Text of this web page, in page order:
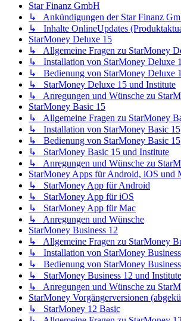
Star Finanz GmbH
↳ Ankündigungen der Star Finanz
↳ Inhalte OnlineUpdates
StarMoney Deluxe 15
↳ Allgemeine Fragen zu StarMoney
↳ Installation von StarMoney Deluxe
↳ Bedienung von StarMoney Deluxe
↳ StarMoney Deluxe 15 und Institute
↳ Anregungen und Wünsche zu
StarMoney Basic 15
↳ Allgemeine Fragen zu StarMoney
↳ Installation von StarMoney Basic 15
↳ Bedienung von StarMoney Basic 15
↳ StarMoney Basic 15 und Institute
↳ Anregungen und Wünsche zu
StarMoney Apps für Android, iOS und
↳ StarMoney App für Android
↳ StarMoney App für iOS
↳ StarMoney App für Mac
↳ Anregungen und Wünsche
StarMoney Business 12
↳ Allgemeine Fragen zu StarMoney
↳ Installation von StarMoney
↳ Bedienung von StarMoney
↳ StarMoney Business 12 und Institute
↳ Anregungen und Wünsche zu
StarMoney Vorgängerversionen
↳ StarMoney 12 Basic